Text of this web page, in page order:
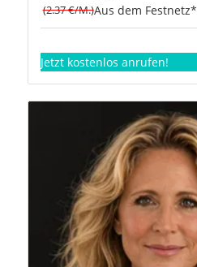
(2.37 €/M.)Aus dem Festnetz*
Jetzt kostenlos anrufen!